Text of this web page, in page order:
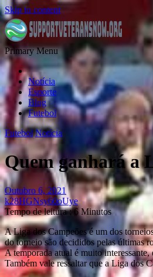
Skip to content
Primary Menu
Notícia
Esporte
Blog
Futebol
Futebol Notícia
Quem ganhará a
Outubro 6, 2021
k28HGNsy60oUye
Tempo de leitura : 6 Minutos
A Liga dos Campeões é um dos
do torneio são decididos pelas últimas
A temporada atual é muito
Também vale ressaltar que a Liga dos